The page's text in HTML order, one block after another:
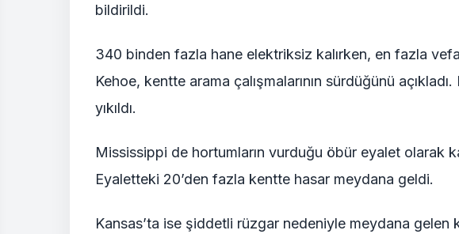
bildirildi.
340 binden fazla hane elektriksiz kalırken, en fazla
Kehoe, kentte arama çalışmalarının sürdüğünü
yıkıldı.
Mississippi de hortumların vurduğu öbür eyalet olarak
Eyaletteki 20’den fazla kentte hasar meydana geldi.
Kansas’ta ise şiddetli rüzgar nedeniyle meydana gelen